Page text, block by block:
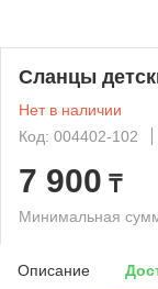
Сланцы
Нет в наличии
Код: 004402-102
7 900 ₸
Минимальная
Описание